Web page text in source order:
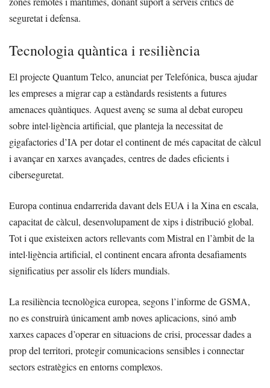
seguretat i defensa.
Tecnologia quàntica i resiliència
El projecte Quantum Telco, anunciat per Telefónica, busca ajudar
les empreses a migrar cap a estàndards resistents a futures
amenaces quàntiques. Aquest avenç se suma al debat europeu
sobre intel·ligència artificial, que planteja la necessitat de
gigafactories d’IA per dotar el continent de més capacitat de càlcul
i avançar en xarxes avançades, centres de dades eficients i
ciberseguretat.
Europa continua endarrerida davant dels EUA i la Xina en escala,
capacitat de càlcul, desenvolupament de xips i distribució global.
Tot i que existeixen actors rellevants com Mistral en l’àmbit de la
intel·ligència artificial, el continent encara afronta desafiaments
significatius per assolir els líders mundials.
La resiliència tecnològica europea, segons l’informe de GSMA,
no es construirà únicament amb noves aplicacions, sinó amb
xarxes capaces d’operar en situacions de crisi, processar dades a
prop del territori, protegir comunicacions sensibles i connectar
sectors estratègics en entorns complexos.